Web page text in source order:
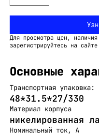
Для просмотра цен,
зарегистрируйтесь на сайте
Основные
Транспортная
48*31.5*27/330
Материал корпуса
никелированная
Номинальный ток, А